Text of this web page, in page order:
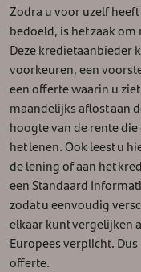
Zodra u voor uzelf
bedoeld, is het zaak
Deze kredietaanbieder
voorkeuren, een
een offerte waarin u
maandelijks aflost aan
hoogte van de rente
het lenen. Ook leest u
de lening of aan het
een Standaard
zodat u eenvoudig
elkaar kunt vergelijken
Europees verplicht.
offerte.